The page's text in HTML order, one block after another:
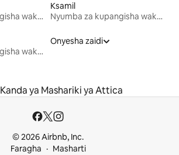
Nyumba za kupangisha wakati wa likizo
Ksamil
Nyumba za kupangisha wakati wa likizo
Nyumba za kupangisha wakati wa likizo
Onyesha zaidi
Kanda ya Mashariki ya Attica
© 2026 Airbnb, Inc.
Faragha
Masharti